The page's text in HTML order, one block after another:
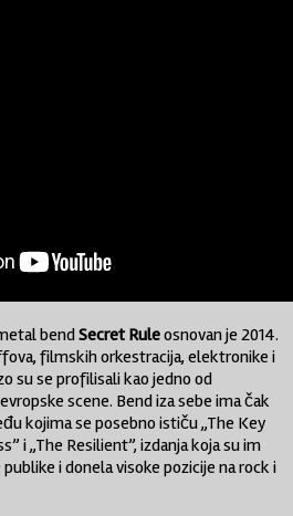
bendSecret Ruleosnovan je 2014.
filmskih orkestracija, elektronike i
su se profilisali kao jedno od
scene. Bend iza sebe ima čak
kojima se posebno ističu „The Key
i „The Resilient”, izdanja koja su im
i donela visoke pozicije na rock i